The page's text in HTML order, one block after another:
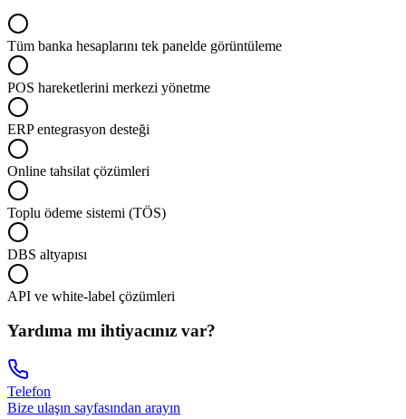
Tüm banka hesaplarını tek panelde görüntüleme
POS hareketlerini merkezi yönetme
ERP entegrasyon desteği
Online tahsilat çözümleri
Toplu ödeme sistemi (TÖS)
DBS altyapısı
API ve white-label çözümleri
Yardıma mı ihtiyacınız var?
Telefon
Bize ulaşın sayfasından arayın